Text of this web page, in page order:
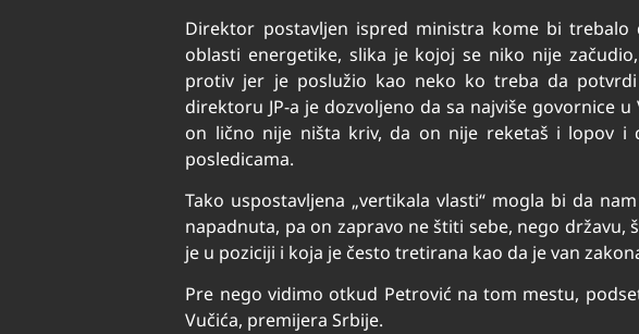
Direktor postavljen ispred ministra kome bi
oblasti energetike, slika je kojoj se niko nije
protiv jer je poslužio kao neko ko treba da
direktoru JP-a je dozvoljeno da sa najviše govornice
on lično nije ništa kriv, da on nije reketaš i lopov
posledicama.
Tako uspostavljena „vertikala vlasti“ mogla bi da
napadnuta, pa on zapravo ne štiti sebe, nego državu,
je u poziciji i koja je često tretirana kao da je van
Pre nego vidimo otkud Petrović na tom mestu,
Vučića, premijera Srbije.